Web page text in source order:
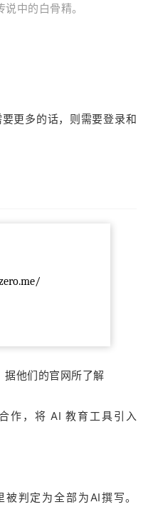
中的白骨精。
更多的话，则需要登录和
据他们的官网所了解
作，将 AI 教育工具引入
判定为全部为AI撰写。